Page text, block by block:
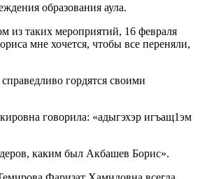
образования аула.
таких мероприятий, 16 февраля
мне хочется, чтобы все переняли,
гордятся своими
говорила: «адыгэхэр игъащ1эм
каким был Акбашев Борис».